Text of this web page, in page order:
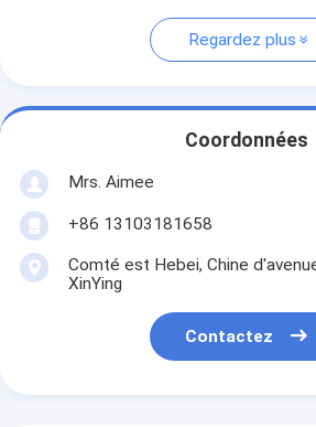
Regardez plus
Coordonnées
Mrs. Aimee
+86 13103181658
Comté est Hebei, Chine
XinYing
Contactez